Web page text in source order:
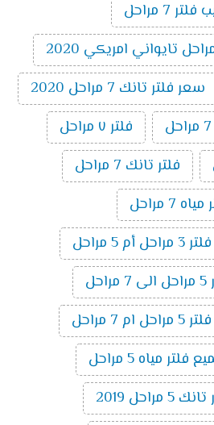
7 مراحل
سعر فلتر تانك 7 مراحل 2020
فلتر ٧ مراحل
فلتر تانك 7 مراحل
7 مراحل
5 مراحل
مراحل
مياه 5 مراحل
2019